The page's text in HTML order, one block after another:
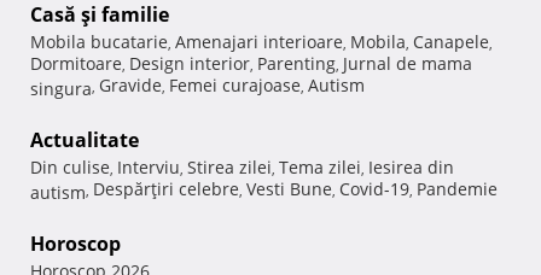
Casă şi familie
Mobila bucatarie, Amenajari interioare, Mobila, Canapele,
Dormitoare, Design interior, Parenting, Jurnal de mama
singura, Gravide, Femei curajoase, Autism
Actualitate
Din culise, Interviu, Stirea zilei, Tema zilei, Iesirea din
autism, Despărţiri celebre, Vesti Bune, Covid-19, Pandemie
Horoscop